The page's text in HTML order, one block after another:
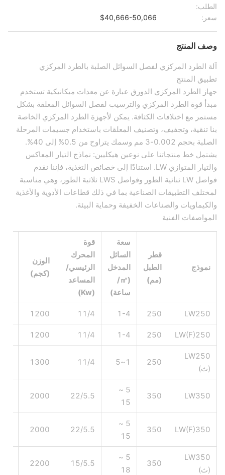
الطلب:
سعر: $40,666-50,066
وصف المنتج
آلة الطرد المركزي لفصل السوائل الصلبة بالطرد المركزي
تطبيق المنتج
جهاز الطرد المركزي الدورق عبارة عن معدات ميكانيكية تستخدم
مبدأ قوة الطرد المركزي والترسيب لفصل السوائل المعلقة بشكل
مستمر مع اختلافات الكثافة. يمكن لأجهزة الطرد المركزي الخاصة
بنا تنقية، وتجفيف، وتصنيف المعلقات باستخدام جسيمات المرحلة
الصلبة بحجم 0.002-3 مم وسمك يتراوح من 0.5% إلى 40%.
يشتمل خط منتجاتنا على نوعين هيكليين: نماذج التيار المعاكس
والتيار المتوازي LW. استنادًا إلى خصائص التغذية، فإننا نقدم
فواصل LW ثنائية الطور وفواصل LWS ثلاثية الطور، وهي مناسبة
لمختلف التطبيقات الصناعية بما في ذلك قطاعات الأدوية والأغذية
والكيماويات والصناعات الخفيفة وحماية البيئة.
المواصفات الفنية
نموذج
قطر
الطبل
(مم)
سعة
السائل
المدخل
(㎥/
ساعة)
قوة
المحرك
الرئيسي/
المساعد
(Kw)
الوزن
(كجم)
LW250
250
1-4
11/4
1200
LW(F)250
250
1-4
11/4
1200
LW250
(ث)
250
1~5
11/4
1300
LW350
350
5 ~
15
22/5.5
2000
LW(F)350
350
5 ~
15
22/5.5
2000
LW350
(ث)
350
5 ~
18
15/5.5
2200